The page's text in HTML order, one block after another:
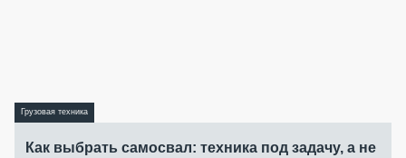
Грузовая техника
Как выбрать самосвал: техника под задачу, а не